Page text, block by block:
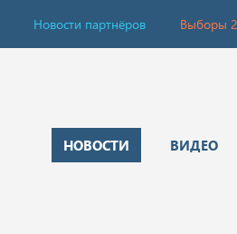
Новости партнёров Выборы
НОВОСТИ ВИДЕО